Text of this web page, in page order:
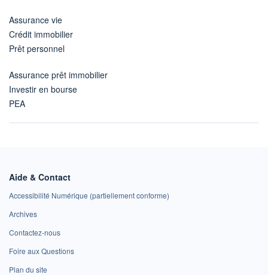
Assurance vie
Crédit immobilier
Prêt personnel
Assurance prêt immobilier
Investir en bourse
PEA
Aide & Contact
Accessibilité Numérique (partiellement conforme)
Archives
Contactez-nous
Foire aux Questions
Plan du site